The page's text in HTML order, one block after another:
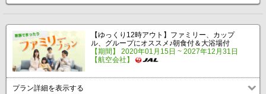
【ゆっくり12時アウト】ファミリー、カップ
ル、グループにオススメ♪朝食付＆大浴場付
【期間】 2020年01月15日 ~ 2027年12月31日
【航空会社】
プラン詳細を表示する